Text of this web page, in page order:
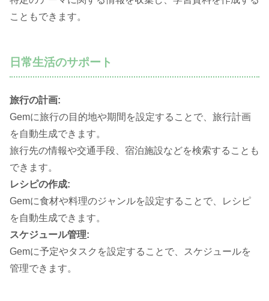
こともできます。
日常生活のサポート
旅行の計画:
Gemに旅行の目的地や期間を設定することで、旅行計画
を自動生成できます。
旅行先の情報や交通手段、宿泊施設などを検索することも
できます。
レシピの作成:
Gemに食材や料理のジャンルを設定することで、レシピ
を自動生成できます。
スケジュール管理:
Gemに予定やタスクを設定することで、スケジュールを
管理できます。